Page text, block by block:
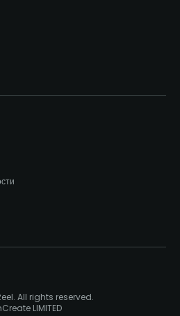
All rights reserved.
LIMITED